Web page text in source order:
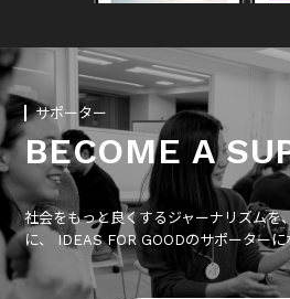
サポーター
BECOME A
社会をもっと良くするジャーナリズムを
に、 IDEAS FOR GOODのサポーターに